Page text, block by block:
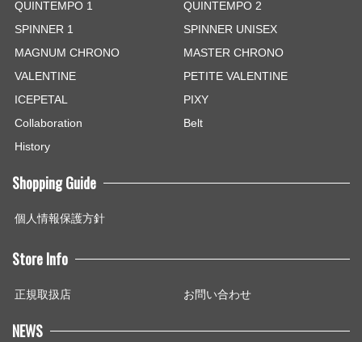
QUINTEMPO 1
QUINTEMPO 2
SPINNER 1
SPINNER UNISEX
MAGNUM CHRONO
MASTER CHRONO
VALENTINE
PETITE VALENTINE
ICEPETAL
PIXY
Collaboration
Belt
History
Shopping Guide
個人情報保護方針
Store Info
正規取扱店 お問い合わせ
NEWS